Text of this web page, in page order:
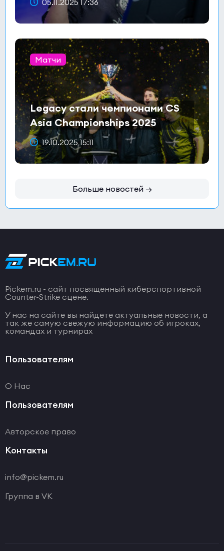
05.11.2025 17:36
Матчи
Legacy стали чемпионами CS
Asia Championships 2025
19.10.2025 15:11
Больше новостей →
Pickem.ru - сайт посвященный киберспортивной
Counter-Strike сцене.
У нас на сайте вы найдете актуальные новости, а
так же самую свежую информацию об игроках,
командах и турнирах
Пользователям
О Нас
Пользователям
Авторское право
Контакты
info@pickem.ru
Группа в VK